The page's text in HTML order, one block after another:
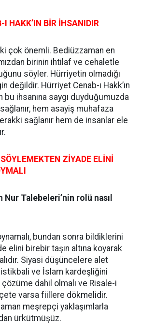
I HAKK’IN BİR İHSANIDIR
çok önemli. Bediüzzaman en
birinin ihtilaf ve cehaletle
söyler. Hürriyetin olmadığı
değildir. Hürriyet Cenab-ı Hakk’ın
bu ihsanına saygı duyduğumuzda
hem asayiş muhafaza
sağlanır hem de insanlar ele
ZİYADE ELİNİ
Talebeleri’nin rolü nasıl
bundan sonra bildiklerini
elini birebir taşın altına koyarak
Siyasi düşüncelere alet
ve İslam kardeşliğini
dahil olmalı ve Risale-i
varsa fiillere dökmelidir.
meşrepçi yaklaşımlarla
ürkütmüşüz.